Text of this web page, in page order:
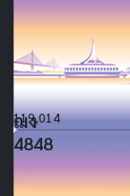
ฌง
4848
119,014